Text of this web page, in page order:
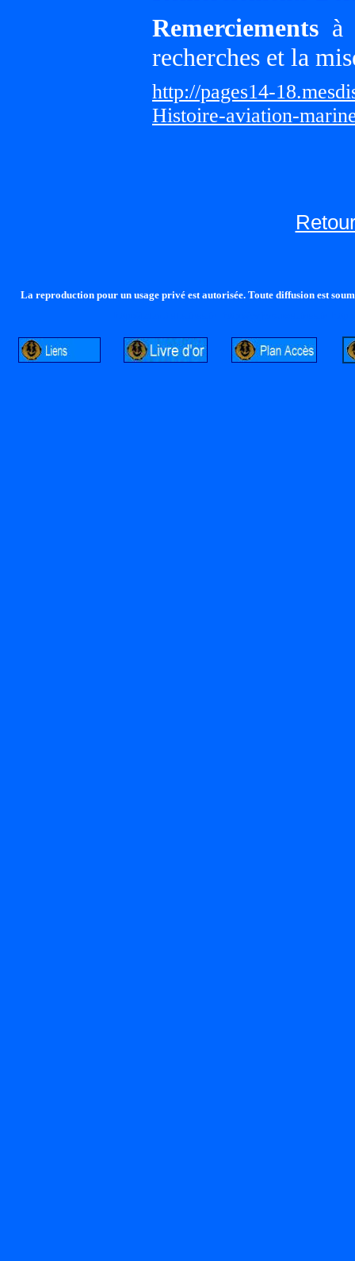
Remerciements à
recherches et la
http://pages14-
Histoire-aviation-
La reproduction pour un usage privé est autorisée. Toute diffusion est